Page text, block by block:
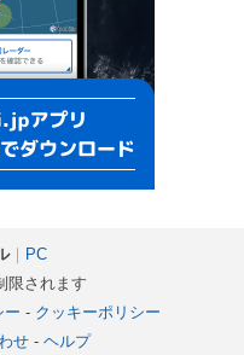
｜ PC
限されます
ー - クッキーポリシー
せ- ヘルプ